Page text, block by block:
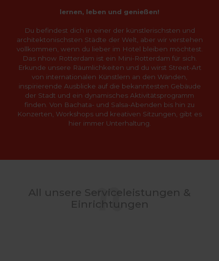
lernen, leben und genießen!
Du befindest dich in einer der künstlerischsten und
architektonischsten Städte der Welt, aber wir verstehen
vollkommen, wenn du lieber im Hotel bleiben möchtest.
Das nhow Rotterdam ist ein Mini-Rotterdam für sich.
Erkunde unsere Räumlichkeiten und du wirst Street-Art
von internationalen Künstlern an den Wänden,
inspirierende Ausblicke auf die bekanntesten Gebäude
der Stadt und ein dynamisches Aktivitätsprogramm
finden. Von Bachata- und Salsa-Abenden bis hin zu
Konzerten, Workshops und kreativen Sitzungen, gibt es
hier immer Unterhaltung.
All unsere Serviceleistungen &
Einrichtungen